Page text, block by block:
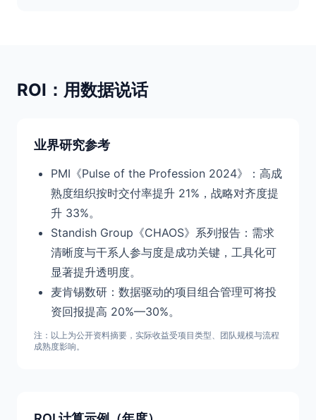
ROI：用数据说话
业界研究参考
PMI《Pulse of the Profession 2024》：高成
熟度组织按时交付率提升 21%，战略对齐度提
升 33%。
Standish Group《CHAOS》系列报告：需求
清晰度与干系人参与度是成功关键，工具化可
显著提升透明度。
麦肯锡数研：数据驱动的项目组合管理可将投
资回报提高 20%—30%。
注：以上为公开资料摘要，实际收益受项目类型、团队规模与流程
成熟度影响。